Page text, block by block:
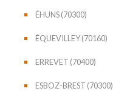
ÉHUNS (70300)
ÉQUEVILLEY (70160)
ERREVET (70400)
ESBOZ-BREST (70300)